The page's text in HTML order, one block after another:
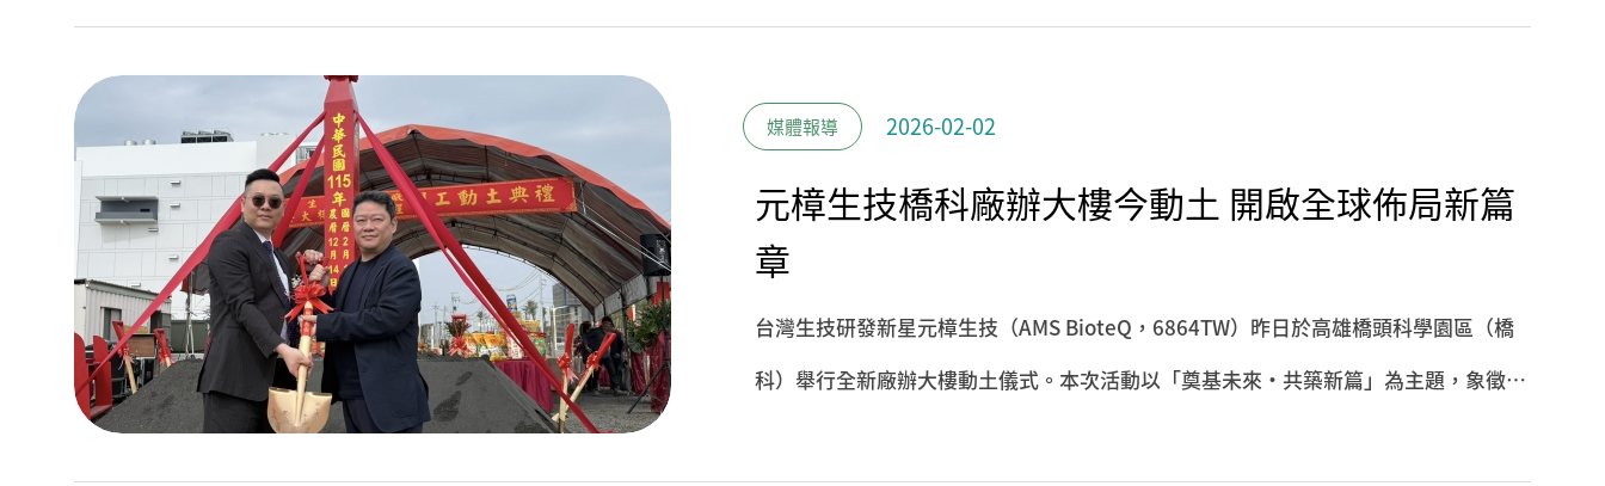
強心針，展現台灣農業科技在逆境中持續創新的實力。
媒體報導 2026-02-02
元樟生技橋科廠辦大樓今動土 開啟全球佈局新篇
章
台灣生技研發新星元樟生技（AMS BioteQ，6864TW）昨日於高雄橋頭科學園區（橋
科）舉行全新廠辦大樓動土儀式。本次活動以「奠基未來・共築新篇」為主題，象徵元